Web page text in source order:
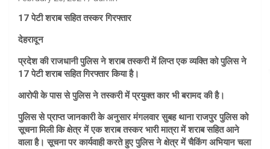
17 पेटी शराब सहित तस्कर गिरफ्तार
देहरादून
प्रदेश की राजधानी पुलिस ने शराब तस्करी में लिप्त एक व्यक्ति को पुलिस ने
17 पेटी शराब सहित गिरफ्तार किया है।
आरोपी के पास से पुलिस ने तस्करी में प्रयुक्त कार भी बरामद की है।
पुलिस से प्राप्त जानकारी के अनुसार मंगलवार सुबह थाना राजपुर पुलिस को
सूचना मिली कि क्षेत्र में एक शराब तस्कर भारी मात्रा में शराब सहित आने
वाला है। सूचना पर कार्यवाही करते हुए पुलिस ने क्षेत्र में चैकिंग अभियान चला